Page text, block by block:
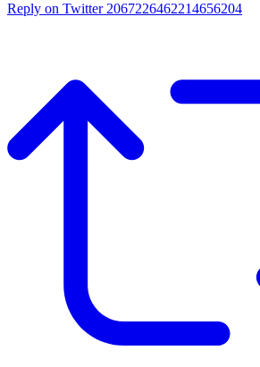
Reply on Twitter 2067226462214656204